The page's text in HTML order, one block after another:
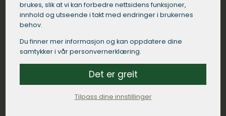
Kontrakt:
detaljert skriftlig kontrakt som spesifiserer
arbeidet som skal utføres, materialer som skal
brukes, tidsrammer og betalingsbetingelser.
brukes, slik at vi kan forbedre nettsidens funksjoner,
innhold og utseende i takt med endringer i brukernes
behov.
Du finner mer informasjon og kan oppdatere dine
samtykker i vår personvernerklæring.
Det er greit
Tilpass dine innstillinger